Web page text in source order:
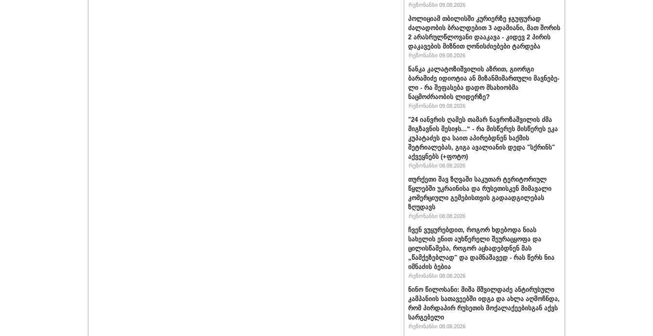
რეზონანსი 09.08.2026
პოლიციამ თბილისში კურიერზე ჯგუფურად
ძალადობის ბრალდებით 3 ადამიანი, მათ შორის
2 არასრულწლოვანი დააკავა - კიდევ 2 პირის
დაკავების მიზნით ღონისძიებები ტარდება
რეზონანსი 09.08.2026
ნანკა კალატოზიშვილის აზრით, გიორგი
ბარამიძე იდიოტია ან მი­ზან­მი­მარ­თუ­ლი მავ­ნე­ბე­
ლი - რა შეფასება დადო მსახიობმა
ნაცმოძრაობის ლიდერზე?
რეზონანსი 09.08.2026
"24 იანვრის ღამეს თამარ ნავროზაშვილის ძმა
მიგზავნის მესიჯს...“ - რა მისწერეს მისწერეს ეკა
კუპატაძეს და საით აპირებდნენ საქმის
შეტრიალებას, გიგა ავალიანის დედა "სქრინს"
აქვეყნებს (+ფოტო)
რეზონანსი 08.08.2026
თურქეთი შავ ზღვაში საკუთარ ტერიტორიულ
წყლებში უკრაინისა და რუსეთისკენ მიმავალი
კომერციული გემებისთვის გადაადგილებას
ზღუდავს
რეზონანსი 08.08.2026
ჩვენ ვუყურებდით, როგორ ხდებოდა ნიას
სახელის ენით აუხწერელი შეურაცყოფა და
ცილისწამება, როგორ აცხადებდნენ მას
„წამქეზებლად" და დამნაშავედ - რას წერს ნია
იმნაძის ბებია
რეზონანსი 08.08.2026
ნინო წილოსანი: მიშა მშვილდაძე ანტირუსული
კამპანიის სათავეებში იდგა და ახლა აღმოჩნდა,
რომ პირდაპირ რუსეთის მოქალაქეებისგან აქვს
სარგებელი
რეზონანსი 08.08.2026